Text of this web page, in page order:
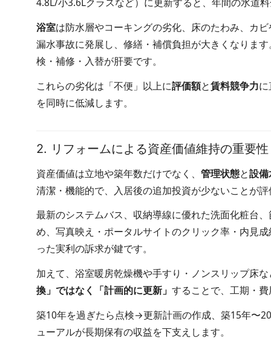
浴室は防水層やコーキングの劣化、床のたわみ、カ
漏水事故に発展し、修繕・補償負担が大きくなりま
検・補修・入替が肝要です。
これらの劣化は「不便」以上に評価額と賃料競争力
を同時に低減します。
2. リフォームによる資産価値維持の重要性
資産価値は立地や築年数だけでなく、 管理状態と設
清潔・機能的で、入居後の追加投資が少ないことが
最新のシステムバス、収納導線に優れた洗面化粧台
め、写真映え・ポータルサイトのクリック率・内見
った実利の訴求が鍵です。
加えて、浴室暖房乾燥機や手すり・ノンスリップ床
換」ではなく「計画的に更新」 することで、工期・
築10年を過ぎたら点検→更新計画の作成、築15年〜
ューアルが長期保有の収益を下支えします。